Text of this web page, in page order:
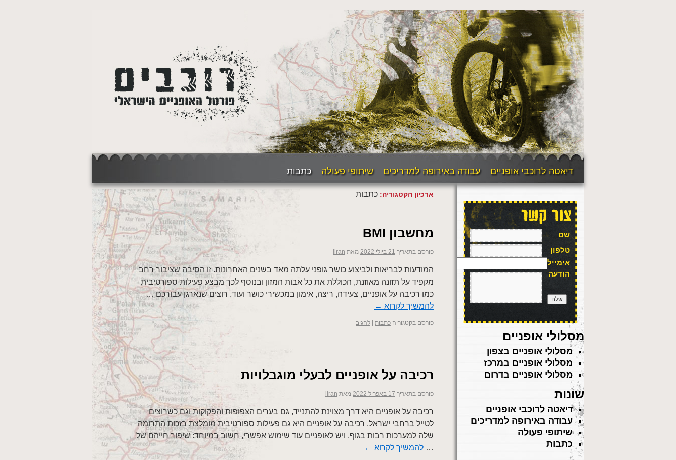
דיאטה לרוכבי אופניים עבודה באירופה למדריכים שיתופי פעולה כתבות
ארכיון הקטגוריה: כתבות
מחשבון BMI
פורסם בתאריך 21 ביולי 2022 מאת liran
המודעות לבריאות ולביצוע כושר גופני עלתה מאד בשנים האחרונות. זו הסיבה שציבור רחב
מקפיד על תזונה מאוזנת, הכוללת את כל אבות המזון ובנוסף לכך מבצע פעילות ספורטיבית
כמו רכיבה על אופניים, צעידה, ריצה, אימון במכשירי כושר ועוד. רוצים שנארגן עבורכם …
להמשיך לקרוא ←
פורסם בקטגוריה כתבות להגיב
רכיבה על אופניים לבעלי מוגבלויות
פורסם בתאריך 17 באפריל 2022 מאת liran
רכיבה על אופניים היא דרך מצוינת להתנייד, גם בערים הצפופות והפקוקות וגם כשרוצים
לטייל ברחבי ישראל. רכיבה על אופניים היא גם פעילות ספורטיבית מומלצת בזכות התרומה
שלה למערכות רבות בגוף. ויש לאופניים עוד שימוש אפשרי, חשוב במיוחד: שיפור חייהם של
… להמשיך לקרוא ←
שם
טלפון
אימייל
הודעה
מסלולי אופניים
מסלולי אופניים בצפון
מסלולי אופניים במרכז
מסלולי אופניים בדרום
שונות
דיאטה לרוכבי אופניים
עבודה באירופה למדריכים
שיתופי פעולה
כתבות